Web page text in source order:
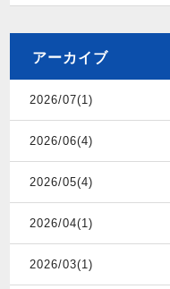
アーカイブ
2026/07(1)
2026/06(4)
2026/05(4)
2026/04(1)
2026/03(1)